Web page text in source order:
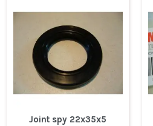
Joint spy 22x35x5